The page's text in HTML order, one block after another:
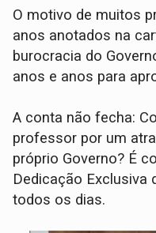
O motivo de muitos
anos anotados na
burocracia do
anos e anos para
A conta não fecha:
professor por um
próprio Governo? É
Dedicação Exclusiva
todos os dias.